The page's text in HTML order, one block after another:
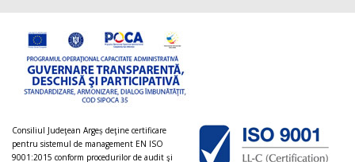
Consiliul Judeţean Argeș deţine certificare
pentru sistemul de management EN ISO
9001:2015 conform procedurilor de audit şi